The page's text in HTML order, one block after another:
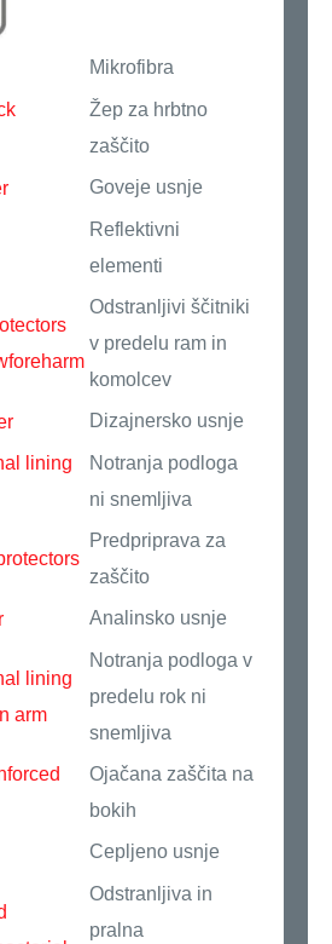
Mikrofibra
Žep za hrbtno
zaščito
Goveje usnje
Reflektivni
elementi
Odstranljivi ščitniki
v predelu ram in
komolcev
Dizajnersko usnje
Notranja podloga
ni snemljiva
Predpriprava za
zaščito
Analinsko usnje
Notranja podloga v
predelu rok ni
snemljiva
Ojačana zaščita na
bokih
Cepljeno usnje
Odstranljiva in
pralna